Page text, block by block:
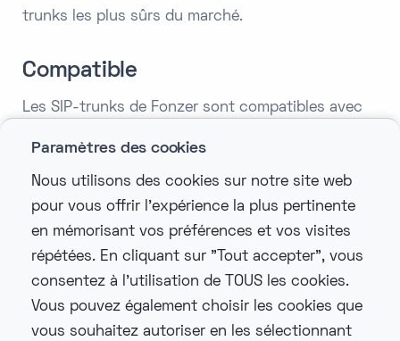
Paramètres des cookies
Nous utilisons des cookies sur notre site web
pour vous offrir l'expérience la plus pertinente
en mémorisant vos préférences et vos visites
répétées. En cliquant sur "Tout accepter", vous
consentez à l'utilisation de TOUS les cookies.
Vous pouvez également choisir les cookies que
vous souhaitez autoriser en les sélectionnant
trunks les plus sûrs du marché.
Compatible
Les SIP-trunks de Fonzer sont compatibles avec
une connexion primaire et secondaire. En plus de
cela, une solution de repli est également prévue
pour les cas où les deux connexions sont
tombées. Ainsi, la communication reste toujours
fluide, sans interruptions. De cette manière,
Fonzer offre une solution téléphonique pérenne
qui combine fiabilité et sécurité.